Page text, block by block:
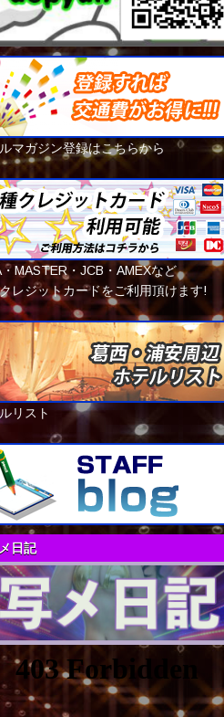
マガジン登録はこちらから
MASTER・JCB・AMEXなど
レジットカードをご利用頂けます!
リスト
日記